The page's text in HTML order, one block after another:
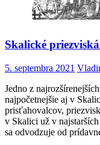
Skalické
5. septembra 2021
Jedno z
najpočetnejšie aj v
prisťahovalcov,
v Skalici už v
sa odvodzuje od